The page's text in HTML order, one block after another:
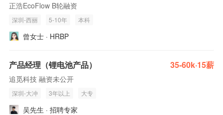
正浩EcoFlow B轮融资
深圳-西丽 5-10年 本科
曾女士 · HRBP
产品经理（锂电池产品） 35-60k·15薪
追觅科技 融资未公开
深圳-大冲 3年以上 大专
吴先生 · 招聘专家